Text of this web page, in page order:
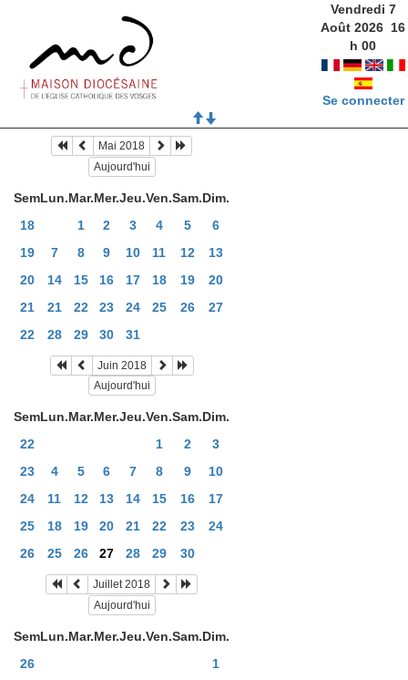
Vendredi 7
Août 2026 16
h00
Se connecter
Mai 2018
Aujourd'hui
SemLun.Mar.Mer.Jeu.Ven.Sam.Dim.
18
1 2 3 4 5
6
19
7 8 9 10 11 12
13
20
14 15 16 17 18 19
20
21
21 22 23 24 25 26
27
22
28 29 30 31
Juin 2018
Aujourd'hui
SemLun.Mar.Mer.Jeu.Ven.Sam.Dim.
22
1 2
3
23
4 5 6 7 8 9
10
24
11 12 13 14 15 16
17
25
18 19 20 21 22 23
24
26
25 26 27 28 29 30
Juillet 2018
Aujourd'hui
SemLun.Mar.Mer.Jeu.Ven.Sam.Dim.
26
1